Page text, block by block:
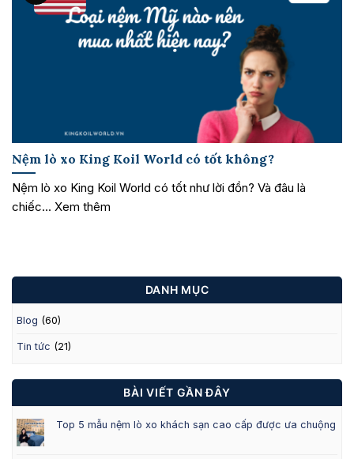
DANH MỤC
Blog (60)
Tin tức (21)
BÀI VIẾT GẦN ĐÂY
Top 5 mẫu nệm lò xo khách sạn cao cấp được ưa chuộng
Nệm lò xo King Koil World có tốt không?
Nệm lò xo King Koil World có tốt như lời đồn? Và đâu là
chiếc... Xem thêm